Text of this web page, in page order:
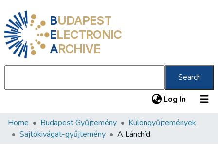
BUDAPEST
ELECTRONIC
ARCHIVE
Search
Log In (current)
Communities & Collections
Home Budapest Gyűjtemény
Különgyűjtemények
Sajtókivágat-gyűjtemény
A Lánchíd